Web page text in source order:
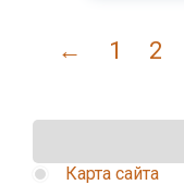
← 1 2
Карта сайта